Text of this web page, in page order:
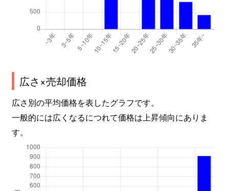
広さ×売却価格
広さ別の平均価格を表したグラフです。
一般的には広くなるにつれて価格は上昇傾向にありま
す。